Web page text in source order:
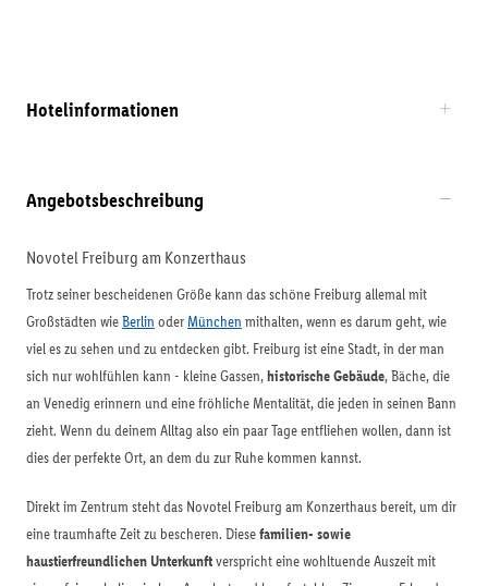
Hotelinformationen
Angebotsbeschreibung
Novotel Freiburg am Konzerthaus
Trotz seiner bescheidenen Größe kann das schöne Freiburg allemal mit
Großstädten wieBerlin oder München mithalten, wenn es darum geht, wie
viel es zu sehen und zu entdecken gibt. Freiburg ist eine Stadt, in der man
sich nur wohlfühlen kann - kleine Gassen,historische Gebäude, Bäche, die
an Venedig erinnern und eine fröhliche Mentalität, die jeden in seinen Bann
zieht. Wenn du deinem Alltag also ein paar Tage entfliehen wollen, dann ist
dies der perfekte Ort, an dem du zur Ruhe kommen kannst.
Direkt im Zentrum steht das Novotel Freiburg am Konzerthaus bereit, um dir
eine traumhafte Zeit zu bescheren. Diesefamilien- sowie
haustierfreundlichen Unterkunftverspricht eine wohltuende Auszeit mit